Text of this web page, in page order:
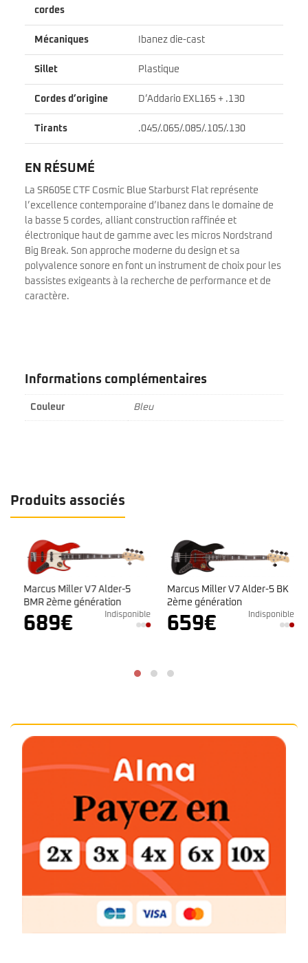
cordes
Mécaniques Ibanez die-cast
Sillet Plastique
Cordes d’origine D’Addario EXL165 + .130
Tirants .045/.065/.085/.105/.130
EN RÉSUMÉ
La SR605E CTF Cosmic Blue Starburst Flat représente
l’excellence contemporaine d’Ibanez dans le domaine de
la basse 5 cordes, alliant construction raffinée et
électronique haut de gamme avec les micros Nordstrand
Big Break. Son approche moderne du design et sa
polyvalence sonore en font un instrument de choix pour les
bassistes exigeants à la recherche de performance et de
caractère.
Informations complémentaires
Couleur Bleu
Produits associés
Marcus Miller V7 Alder-5
BMR 2ème génération
689€ Indisponible
Marcus Miller V7 Alder-5 BK
2ème génération
659€ Indisponible